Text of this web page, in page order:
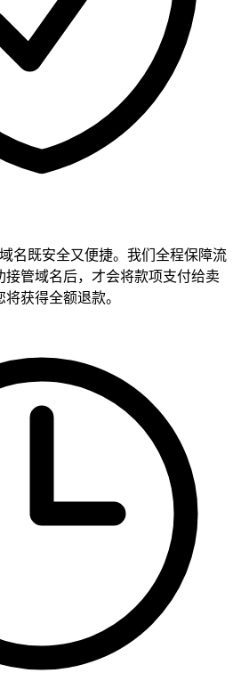
名既安全又便捷。我们全程保障流
管域名后，才会将款项支付给卖
获得全额退款。